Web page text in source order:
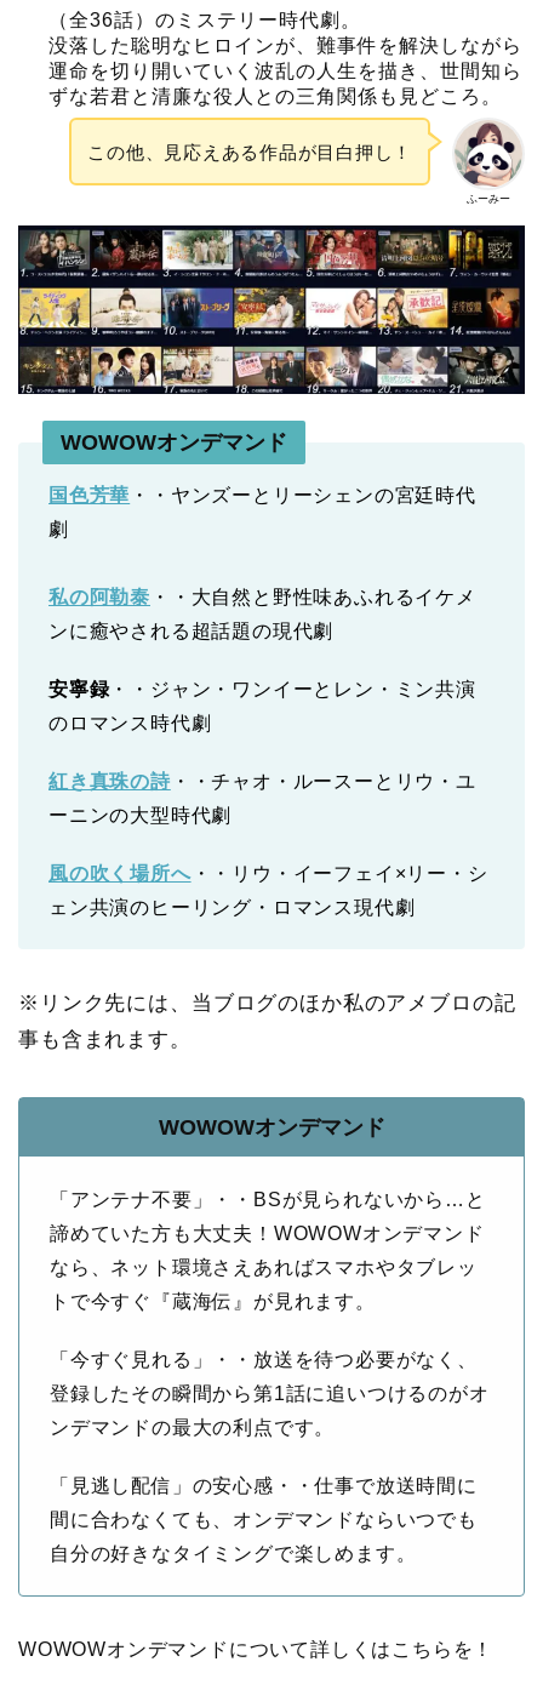
（全36話）のミステリー時代劇。
没落した聡明なヒロインが、難事件を解決しながら
運命を切り開いていく波乱の人生を描き、世間知ら
ずな若君と清廉な役人との三角関係も見どころ。
ふーみー
この他、見応えある作品が目白押し！
WOWOWオンデマンド
国色芳華 ・・ヤンズーとリーシェンの宮廷時代
劇
私の阿勒泰 ・・大自然と野性味あふれるイケメ
ンに癒やされる超話題の現代劇
安寧録・・ジャン・ワンイーとレン・ミン共演
のロマンス時代劇
紅き真珠の詩 ・・チャオ・ルースーとリウ・ユ
ーニンの大型時代劇
風の吹く場所へ・・リウ・イーフェイ×リー・シ
ェン共演のヒーリング・ロマンス現代劇
※リンク先には、当ブログのほか私のアメブロの記
事も含まれます。
WOWOWオンデマンド
「アンテナ不要」・・BSが見られないから…と
諦めていた方も大丈夫！WOWOWオンデマンド
なら、ネット環境さえあればスマホやタブレッ
トで今すぐ『蔵海伝』が見れます。
「今すぐ見れる」・・放送を待つ必要がなく、
登録したその瞬間から第1話に追いつけるのがオ
ンデマンドの最大の利点です。
「見逃し配信」の安心感・・仕事で放送時間に
間に合わなくても、オンデマンドならいつでも
自分の好きなタイミングで楽しめます。
WOWOWオンデマンドについて詳しくはこちらを！